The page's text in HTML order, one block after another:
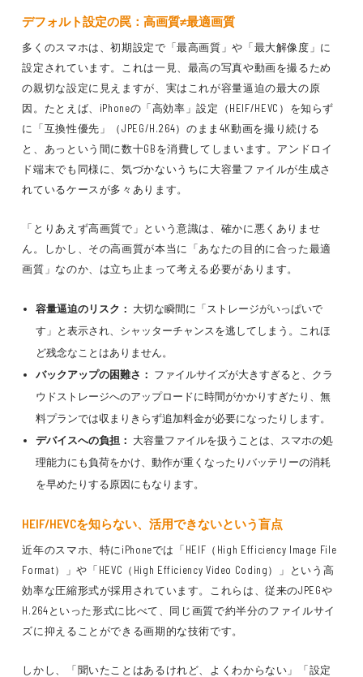
デフォルト設定の罠：高画質≠最適画質
多くのスマホは、初期設定で「最高画質」や「最大解像度」に
設定されています。これは一見、最高の写真や動画を撮るため
の親切な設定に見えますが、実はこれが容量逼迫の最大の原
因。たとえば、iPhoneの「高効率」設定（HEIF/HEVC）を知らず
に「互換性優先」（JPEG/H.264）のまま4K動画を撮り続ける
と、あっという間に数十GBを消費してしまいます。アンドロイ
ド端末でも同様に、気づかないうちに大容量ファイルが生成さ
れているケースが多々あります。
「とりあえず高画質で」という意識は、確かに悪くありませ
ん。しかし、その高画質が本当に「あなたの目的に合った最適
画質」なのか、は立ち止まって考える必要があります。
容量逼迫のリスク： 大切な瞬間に「ストレージがいっぱいで
す」と表示され、シャッターチャンスを逃してしまう。これほ
ど残念なことはありません。
バックアップの困難さ： ファイルサイズが大きすぎると、クラ
ウドストレージへのアップロードに時間がかかりすぎたり、無
料プランでは収まりきらず追加料金が必要になったりします。
デバイスへの負担： 大容量ファイルを扱うことは、スマホの処
理能力にも負荷をかけ、動作が重くなったりバッテリーの消耗
を早めたりする原因にもなります。
HEIF/HEVCを知らない、活用できないという盲点
近年のスマホ、特にiPhoneでは「HEIF（High Efficiency Image File
Format）」や「HEVC（High Efficiency Video Coding）」という高
効率な圧縮形式が採用されています。これらは、従来のJPEGや
H.264といった形式に比べて、同じ画質で約半分のファイルサイ
ズに抑えることができる画期的な技術です。
しかし、「聞いたことはあるけれど、よくわからない」「設定